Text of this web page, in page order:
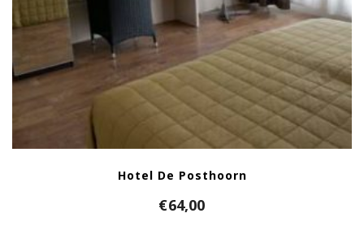
Hotel De Posthoorn
€64,00